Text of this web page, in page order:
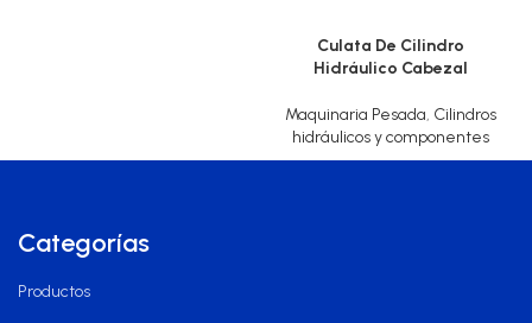
Culata De Cilindro
Hidráulico Cabezal
Maquinaria Pesada, Cilindros
hidráulicos y componentes
Categorías
Productos